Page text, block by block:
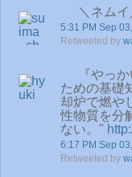
＼ネムイ
5:31 PM Sep
Retweeted by
『やっ
ための基礎
却炉で燃や
性物質を分
ない。"
6:17 PM Sep
Retweeted by